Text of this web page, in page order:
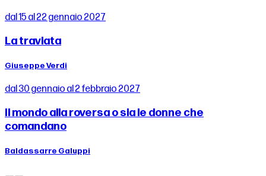
dal 15 al 22 gennaio 2027
La traviata
Giuseppe Verdi
dal 30 gennaio al 2 febbraio 2027
Il mondo alla roversa o sia le donne che
comandano
Baldassarre Galuppi